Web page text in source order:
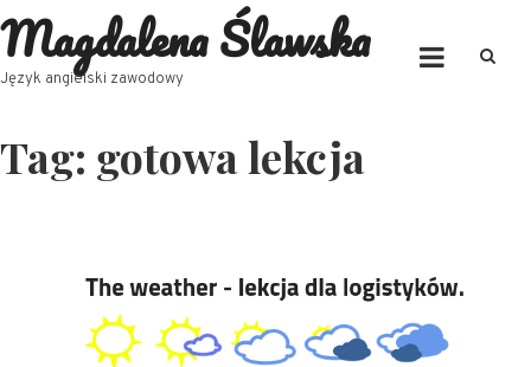
Skip
to
content
Magdalena Ślawska
Język angielski zawodowy
Tag: gotowa lekcja